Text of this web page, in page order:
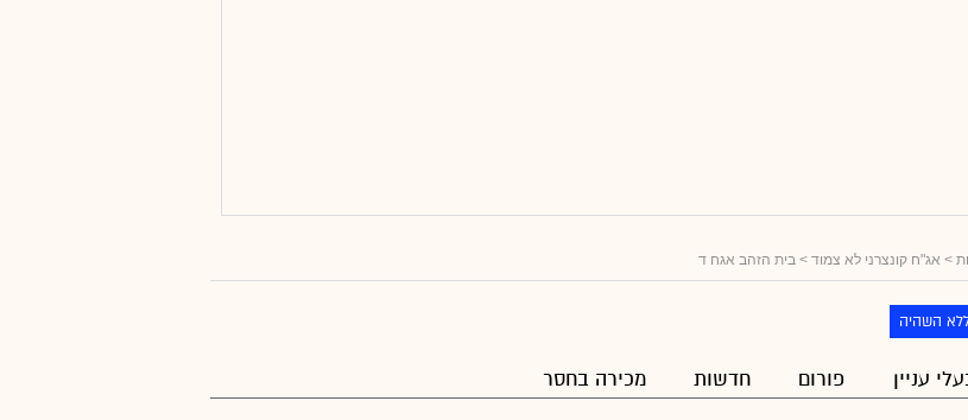
> אג"ח קונצרני לא צמוד > בית הזהב אגח ד
השהיה
עניין פורום חדשות מכירה בחסר